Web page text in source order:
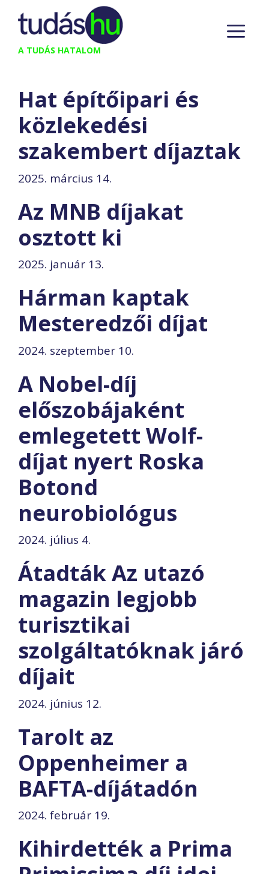
Kilépés
tartalomba
A TUDÁS HATALOM
Hat építőipari és
közlekedési
szakembert díjaztak
2025. március 14.
Az MNB díjakat
osztott ki
2025. január 13.
Hárman kaptak
Mesteredzői díjat
2024. szeptember 10.
A Nobel-díj
előszobájaként
emlegetett Wolf-
díjat nyert Roska
Botond
neurobiológus
2024. július 4.
Átadták Az utazó
magazin legjobb
turisztikai
szolgáltatóknak járó
díjait
2024. június 12.
Tarolt az
Oppenheimer a
BAFTA-díjátadón
2024. február 19.
Kihirdették a Prima